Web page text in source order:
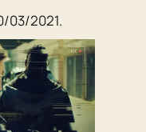
03/2021.